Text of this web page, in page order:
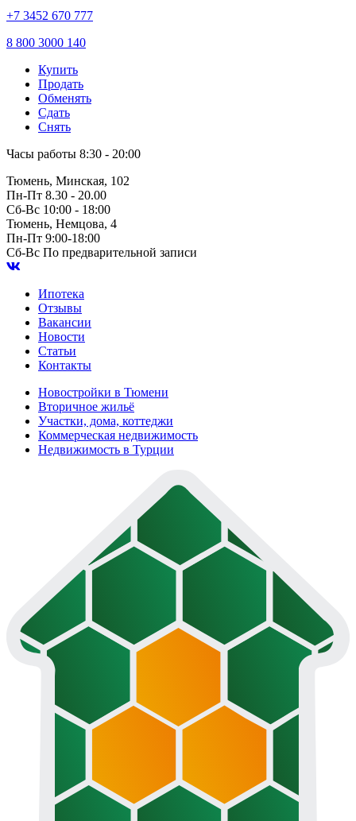
+7 3452 670 777
8 800 3000 140
Купить
Продать
Обменять
Сдать
Снять
Часы работы 8:30 - 20:00
Тюмень, Минская, 102
Пн-Пт 8.30 - 20.00
Сб-Вс 10:00 - 18:00
Тюмень, Немцова, 4
Пн-Пт 9:00-18:00
Сб-Вс По предварительной записи
Ипотека
Отзывы
Вакансии
Новости
Статьи
Контакты
Новостройки в Тюмени
Вторичное жильё
Участки, дома, коттеджи
Коммерческая недвижимость
Недвижимость в Турции